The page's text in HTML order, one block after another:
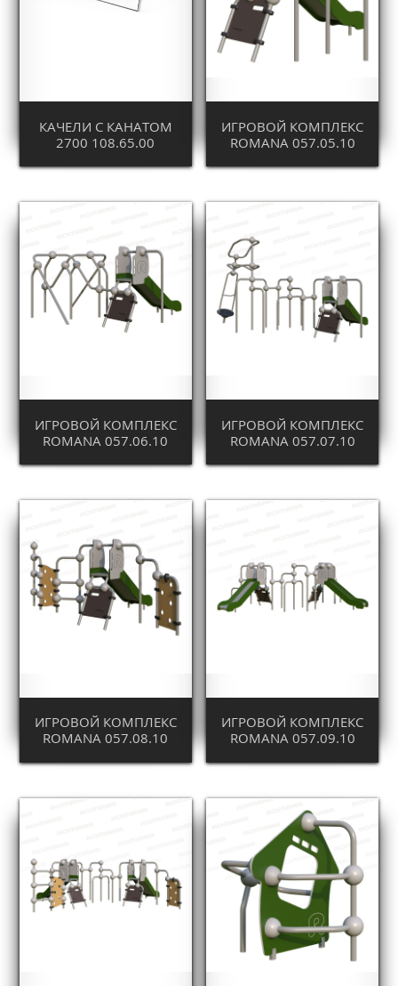
КАЧЕЛИ С КАНАТОМ
2700 108.65.00
ИГРОВОЙ КОМПЛЕКС
ROMANA 057.05.10
ИГРОВОЙ КОМПЛЕКС
ROMANA 057.06.10
ИГРОВОЙ КОМПЛЕКС
ROMANA 057.07.10
ИГРОВОЙ КОМПЛЕКС
ROMANA 057.08.10
ИГРОВОЙ КОМПЛЕКС
ROMANA 057.09.10